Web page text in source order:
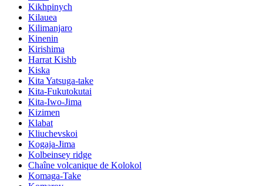
Kikhpinych
Kilauea
Kilimanjaro
Kinenin
Kirishima
Harrat Kishb
Kiska
Kita Yatsuga-take
Kita-Fukutokutai
Kita-Iwo-Jima
Kizimen
Klabat
Kliuchevskoi
Kogaja-Jima
Kolbeinsey ridge
Chaîne volcanique de Kolokol
Komaga-Take